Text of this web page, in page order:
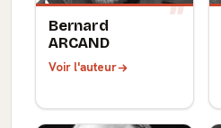
Bernard
ARCAND
Voir l'auteur